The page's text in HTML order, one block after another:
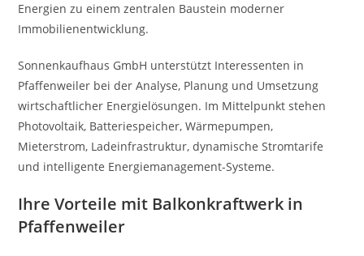
Energien zu einem zentralen Baustein moderner
Immobilienentwicklung.
Sonnenkaufhaus GmbH unterstützt Interessenten in
Pfaffenweiler bei der Analyse, Planung und Umsetzung
wirtschaftlicher Energielösungen. Im Mittelpunkt stehen
Photovoltaik, Batteriespeicher, Wärmepumpen,
Mieterstrom, Ladeinfrastruktur, dynamische Stromtarife
und intelligente Energiemanagement-Systeme.
Ihre Vorteile mit Balkonkraftwerk in
Pfaffenweiler